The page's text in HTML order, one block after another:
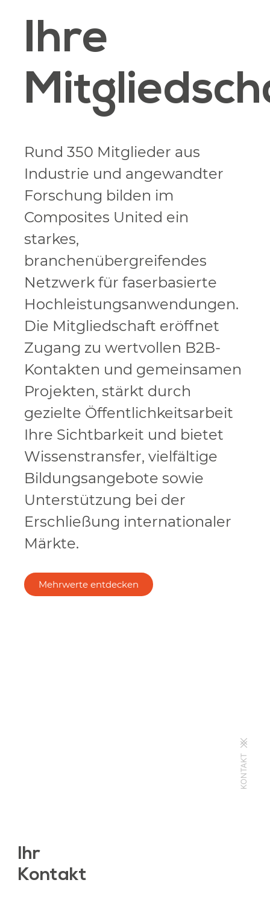
Ihre
Rund 350 Mitglieder aus
Industrie und angewandter
Forschung bilden im
Composites United ein
starkes,
branchenübergreifendes
Netzwerk für faserbasierte
Hochleistungsanwendungen.
Die Mitgliedschaft eröffnet
Zugang zu wertvollen B2B-
Kontakten und gemeinsamen
Projekten, stärkt durch
gezielte Öffentlichkeitsarbeit
Ihre Sichtbarkeit und bietet
Wissenstransfer, vielfältige
Bildungsangebote sowie
Unterstützung bei der
Erschließung internationaler
Märkte.
Mehrwerte entdecken
KONTAKT
Ihr
Kontakt